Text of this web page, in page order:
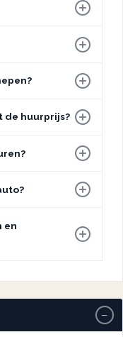
−
de huurprijs?
en